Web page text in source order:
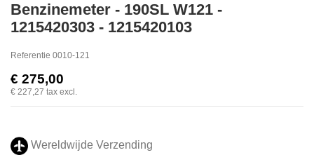
Benzinemeter - 190SL W121 -
1215420303 - 1215420103
Referentie 0010-121
€ 275,00
€ 227,27 tax excl.
Wereldwijde Verzending